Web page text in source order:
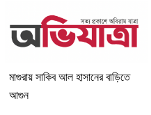
মাগুরায় সাকিব আল হাসানের বাড়িতে
আগুন